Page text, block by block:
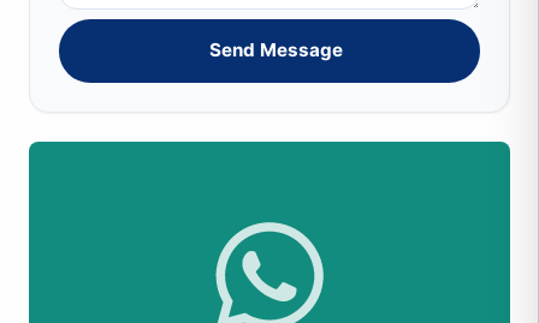
Send Message